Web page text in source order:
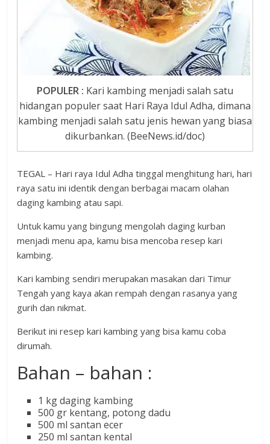
POPULER : Kari kambing menjadi salah satu
hidangan populer saat Hari Raya Idul Adha, dimana
kambing menjadi salah satu jenis hewan yang biasa
dikurbankan. (BeeNews.id/doc)
TEGAL – Hari raya Idul Adha tinggal menghitung hari, hari
raya satu ini identik dengan berbagai macam olahan
daging kambing atau sapi.
Untuk kamu yang bingung mengolah daging kurban
menjadi menu apa, kamu bisa mencoba resep kari
kambing.
Kari kambing sendiri merupakan masakan dari Timur
Tengah yang kaya akan rempah dengan rasanya yang
gurih dan nikmat.
Berikut ini resep kari kambing yang bisa kamu coba
dirumah.
Bahan – bahan :
1 kg daging kambing
500 gr kentang, potong dadu
500 ml santan ecer
250 ml santan kental